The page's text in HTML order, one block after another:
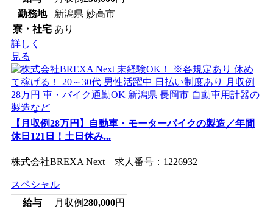
勤務地
新潟県 妙高市
寮・社宅 あり
詳しく
見る
【月収例28万円】自動車・モーターバイクの製造／年間
休日121日！土日休み...
株式会社BREXA Next 求人番号：1226932
スペシャル
給与
月収例280,000円